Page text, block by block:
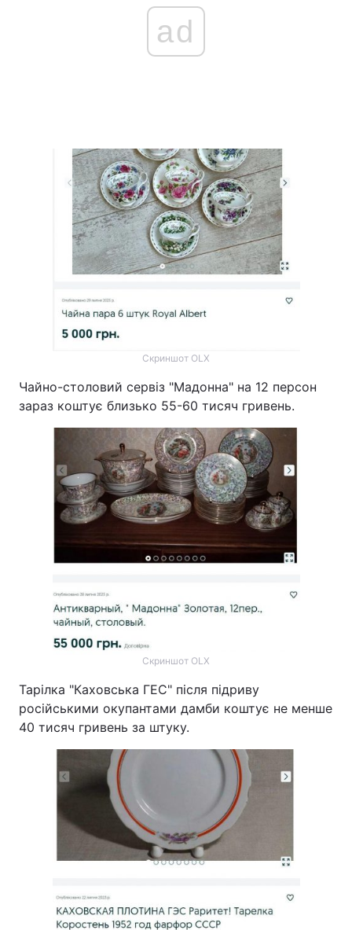
ad
Скриншот OLX
Чайно-столовий сервіз "Мадонна" на 12 персон
зараз коштує близько 55-60 тисяч гривень.
Скриншот OLX
Тарілка "Каховська ГЕС" після підриву
російськими окупантами дамби коштує не менше
40 тисяч гривень за штуку.